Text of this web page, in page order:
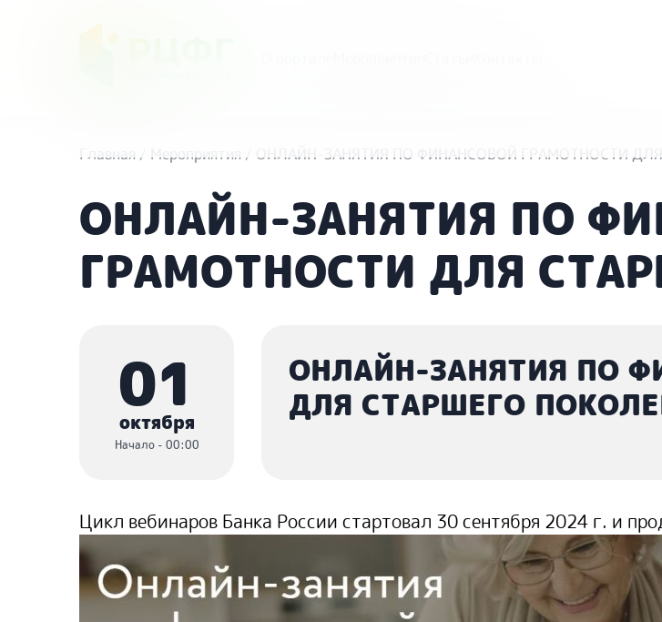
Главная / Мероприятия / ОНЛАЙН-ЗАНЯТИЯ ПО ФИНАНСОВОЙ ГРАМОТНОСТИ
ОНЛАЙН-ЗАНЯТИЯ ПО
ГРАМОТНОСТИ ДЛЯ
01
октября
Начало - 00:00
ОНЛАЙН-ЗАНЯТИЯ ПО
ДЛЯ СТАРШЕГО
Цикл вебинаров Банка России стартовал 30 сентября 2024 г. и